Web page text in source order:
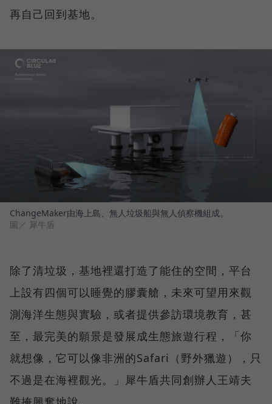
再自己回到基地。
ChangeMaker由海上島、無人垃圾船與無人偵察機組成。
圖／ 犀牛盾
除了清垃圾，基地裡還打造了能住的空間，平台
上設有四個可以睡覺的膠囊艙，未來可望用來觀
測海洋生態與實驗，或者提供參訪環境教育，甚
至，最完美的願景是發展成生態旅遊行程，「你
就想像，它可以像非洲的Safari（野外獵遊），只
不過是在海裡觀光。」犀牛盾共同創辦人王靖夫